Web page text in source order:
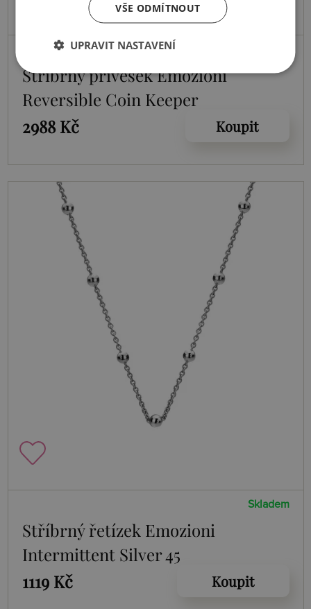
Stříbrný přívěsek Emozioni
Reversible Coin Keeper
2988 Kč
Koupit
Skladem
Stříbrný řetízek Emozioni
Intermittent Silver 45
1119 Kč
Koupit
VŠE ODMÍTNOUT
UPRAVIT NASTAVENÍ